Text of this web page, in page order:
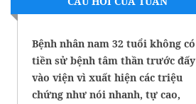
Bệnh nhân nam 32 tuổi không có
tiền sử bệnh tâm thần trước đấy
vào viện vì xuất hiện các triệu
chứng như nói nhanh, tự cao,